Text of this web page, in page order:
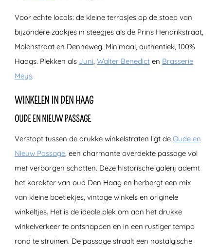
Voor echte locals: de kleine terrasjes op de stoep van
bijzondere zaakjes in steegjes als de Prins Hendrikstraat,
Molenstraat en Denneweg. Minimaal, authentiek, 100%
Haags. Plekken als Juni Walter Benedict en Brasserie
Meys.
WINKELEN IN DEN HAAG
OUDE EN NIEUW PASSAGE
Verstopt tussen de drukke winkelstraten ligt de Oude en
Nieuw Passage , een charmante overdekte passage vol
met verborgen schatten. Deze historische galerij ademt
het karakter van oud Den Haag en herbergt een mix
van kleine boetiekjes, vintage winkels en originele
winkeltjes. Het is de ideale plek om aan het drukke
winkelverkeer te ontsnappen en in een rustiger tempo
rond te struinen. De passage straalt een nostalgische